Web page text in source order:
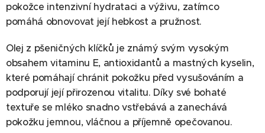
pokožce intenzivní hydrataci a výživu, zatímco
pomáhá obnovovat její hebkost a pružnost.
Olej z pšeničných klíčků je známý svým vysokým
obsahem vitaminu E, antioxidantů a mastných kyselin,
které pomáhají chránit pokožku před vysušováním a
podporují její přirozenou vitalitu. Díky své bohaté
textuře se mléko snadno vstřebává a zanechává
pokožku jemnou, vláčnou a příjemně opečovanou.